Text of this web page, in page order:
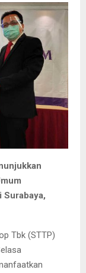
Surabaya,
Tbk (STTP)